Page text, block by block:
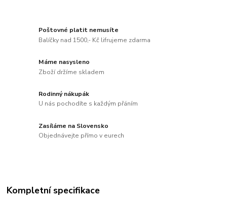
Poštovné platit nemusíte
Balíčky nad 1500,- Kč lifrujeme zdarma
Máme nasysleno
Zboží držíme skladem
Rodinný nákupák
U nás pochodíte s každým přáním
Zasíláme na Slovensko
Objednávejte přímo v eurech
Kompletní specifikace